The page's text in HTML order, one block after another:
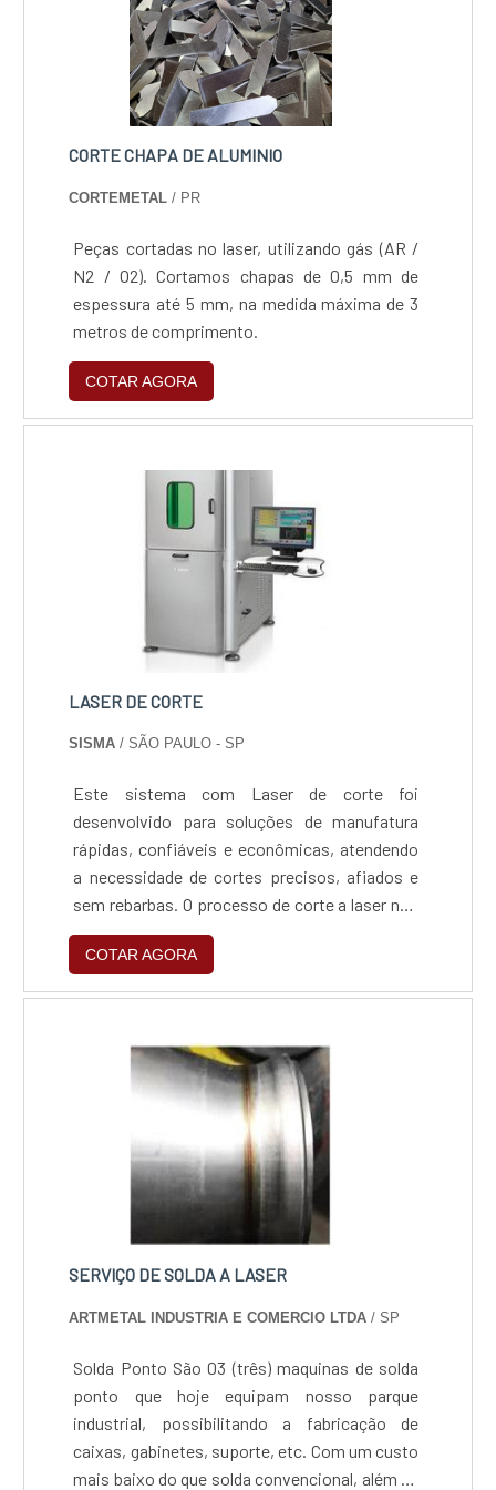
INFORMAÇÕES.
CORTE CHAPA DE ALUMINIO
CORTEMETAL / PR
Peças cortadas no laser, utilizando gás (AR /
N2 / O2). Cortamos chapas de 0,5 mm de
espessura até 5 mm, na medida máxima de 3
metros de comprimento.
COTAR AGORA
LASER DE CORTE
SISMA / SÃO PAULO - SP
Este sistema com Laser de corte foi
desenvolvido para soluções de manufatura
rápidas, confiáveis e econômicas, atendendo
a necessidade de cortes precisos, afiados e
sem rebarbas. O processo de corte a laser não
utiliza contato físico e a área afetada pelo
calor é muito pequena, desta forma evita-se o
empenamento ou deformação das peças por
o mais novo conceito de Laser de corte de
Fibra de Itérbio....
COTAR AGORA
SERVIÇO DE SOLDA A LASER
ARTMETAL INDUSTRIA E COMERCIO LTDA / SP
Solda Ponto São 03 (três) maquinas de solda
ponto que hoje equipam nosso parque
industrial, possibilitando a fabricação de
caixas, gabinetes, suporte, etc. Com um custo
mais baixo do que solda convencional, além de